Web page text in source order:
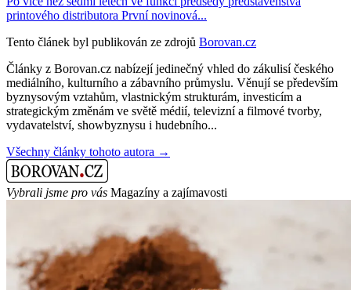
printového distributora První novinová...
Tento článek byl publikován ze zdrojů Borovan.cz
Články z Borovan.cz nabízejí jedinečný vhled do zákulisí českého
mediálního, kulturního a zábavního průmyslu. Věnují se především
byznysovým vztahům, vlastnickým strukturám, investicím a
strategickým změnám ve světě médií, televizní a filmové tvorby,
vydavatelství, showbyznysu i hudebního...
Všechny články tohoto autora →
Vybrali jsme pro vás Magazíny a zajímavosti